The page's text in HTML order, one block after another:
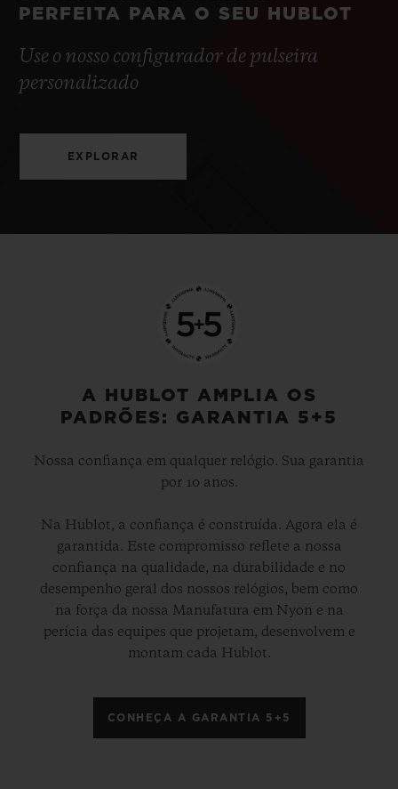
PERFEITA PARA O SEU HUBLOT
Use o nosso configurador de pulseira
personalizado
EXPLORAR
A HUBLOT AMPLIA OS
PADRÕES: GARANTIA 5+5
Nossa confiança em qualquer relógio. Sua garantia
por 10 anos.
Na Hublot, a confiança é construída. Agora ela é
garantida. Este compromisso reflete a nossa
confiança na qualidade, na durabilidade e no
desempenho geral dos nossos relógios, bem como
na força da nossa Manufatura em Nyon e na
perícia das equipes que projetam, desenvolvem e
montam cada Hublot.
CONHEÇA A GARANTIA 5+5